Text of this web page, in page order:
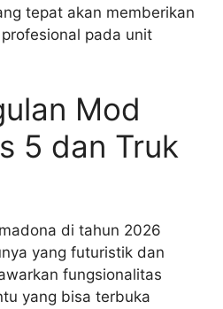
tepat akan memberikan
pada unit
Mod
5 dan Truk
di tahun 2026
yang futuristik dan
fungsionalitas
yang bisa terbuka